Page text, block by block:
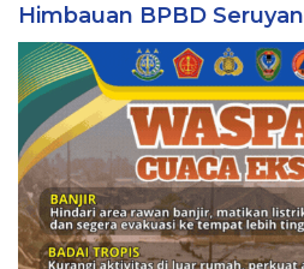
Himbauan BPBD Seruyan